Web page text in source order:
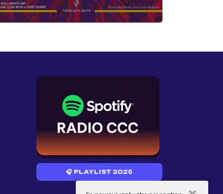
🎧 PLAYLIST 2025